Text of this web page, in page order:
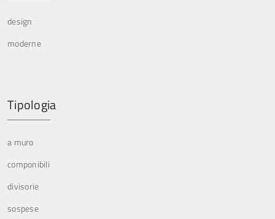
design
moderne
Tipologia
a muro
componibili
divisorie
sospese